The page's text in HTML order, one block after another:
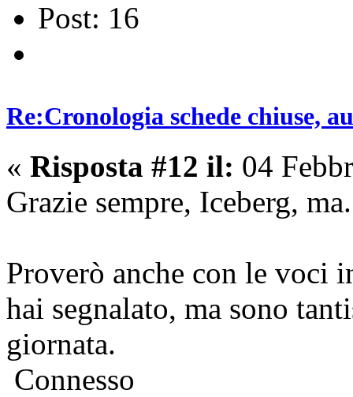
Post: 16
Re:Cronologia schede chiuse,
« Risposta #12 il: 04
Grazie sempre, Iceberg,
Proverò anche con le voci
hai segnalato, ma sono
giornata.
Connesso